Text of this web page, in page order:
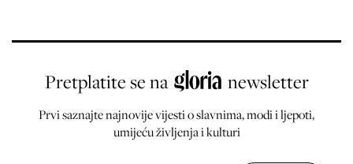
Pretplatite se na newsletter
Prvi saznajte najnovije vijesti o slavnima, modi i ljepoti,
umijeću življenja i kulturi